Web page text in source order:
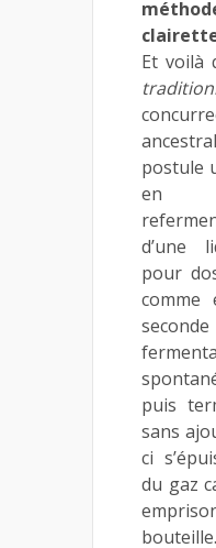
Et voilà
postule
en
d’une
pour
comme
puis
sans
ci
du gaz